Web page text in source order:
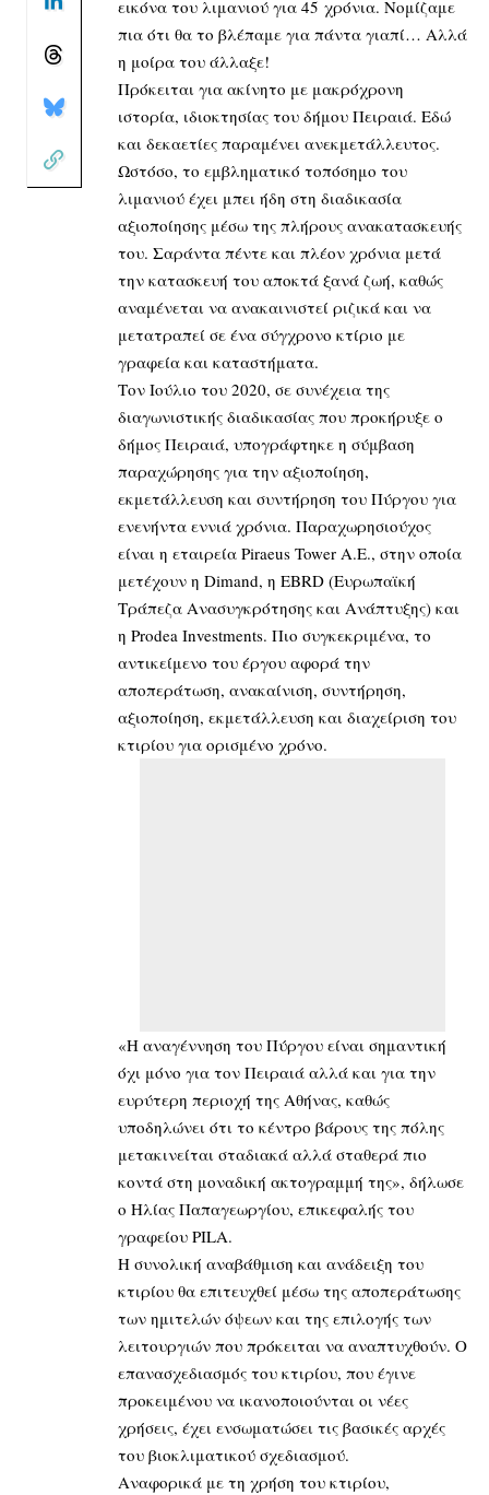
εικόνα του λιμανιού για 45 χρόνια. Νομίζαμε
πια ότι θα το βλέπαμε για πάντα γιαπί… Αλλά
η μοίρα του άλλαξε!
Πρόκειται για ακίνητο με μακρόχρονη
ιστορία, ιδιοκτησίας του δήμου Πειραιά. Εδώ
και δεκαετίες παραμένει ανεκμετάλλευτος.
Ωστόσο, το εμβληματικό τοπόσημο του
λιμανιού έχει μπει ήδη στη διαδικασία
αξιοποίησης μέσω της πλήρους ανακατασκευής
του. Σαράντα πέντε και πλέον χρόνια μετά
την κατασκευή του αποκτά ξανά ζωή, καθώς
αναμένεται να ανακαινιστεί ριζικά και να
μετατραπεί σε ένα σύγχρονο κτίριο με
γραφεία και καταστήματα.
Τον Ιούλιο του 2020, σε συνέχεια της
διαγωνιστικής διαδικασίας που προκήρυξε ο
δήμος Πειραιά, υπογράφτηκε η σύμβαση
παραχώρησης για την αξιοποίηση,
εκμετάλλευση και συντήρηση του Πύργου για
ενενήντα εννιά χρόνια. Παραχωρησιούχος
είναι η εταιρεία Piraeus Tower A.E., στην οποία
μετέχουν η Dimand, η EBRD (Ευρωπαϊκή
Τράπεζα Ανασυγκρότησης και Ανάπτυξης) και
η Prodea Investments. Πιο συγκεκριμένα, το
αντικείμενο του έργου αφορά την
αποπεράτωση, ανακαίνιση, συντήρηση,
αξιοποίηση, εκμετάλλευση και διαχείριση του
κτιρίου για ορισμένο χρόνο.
«Η αναγέννηση του Πύργου είναι σημαντική
όχι μόνο για τον Πειραιά αλλά και για την
ευρύτερη περιοχή της Αθήνας, καθώς
υποδηλώνει ότι το κέντρο βάρους της πόλης
μετακινείται σταδιακά αλλά σταθερά πιο
κοντά στη μοναδική ακτογραμμή της», δήλωσε
ο Ηλίας Παπαγεωργίου, επικεφαλής του
γραφείου PILA.
Η συνολική αναβάθμιση και ανάδειξη του
κτιρίου θα επιτευχθεί μέσω της αποπεράτωσης
των ημιτελών όψεων και της επιλογής των
λειτουργιών που πρόκειται να αναπτυχθούν. Ο
επανασχεδιασμός του κτιρίου, που έγινε
προκειμένου να ικανοποιούνται οι νέες
χρήσεις, έχει ενσωματώσει τις βασικές αρχές
του βιοκλιματικού σχεδιασμού.
Αναφορικά με τη χρήση του κτιρίου,